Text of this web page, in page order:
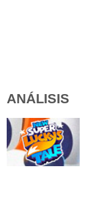
ANÁLISIS